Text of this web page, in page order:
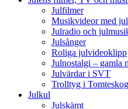
Julfilmer
Musikvideor med
Julradio och
Julsånger
Roliga julvideoklipp
Julnostalgi – gamla
Julvärdar i SVT
Trolltyg i
Julkul
Julskämt